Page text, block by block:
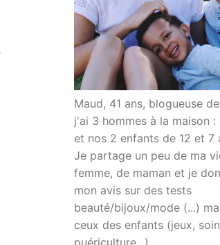
Maud, 41 ans, blogueuse
j'ai 3 hommes à la maison :
et nos 2 enfants de 12 et 7
Je partage un peu de ma
femme, de maman et je
mon avis sur des tests
beauté/bijoux/mode (...)
ceux des enfants (jeux,